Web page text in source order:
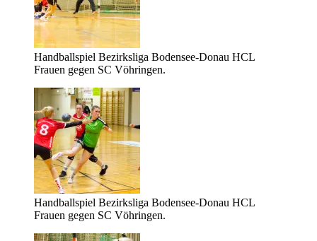
Handballspiel Bezirksliga Bodensee-Donau HCL
Frauen gegen SC Vöhringen.
Handballspiel Bezirksliga Bodensee-Donau HCL
Frauen gegen SC Vöhringen.